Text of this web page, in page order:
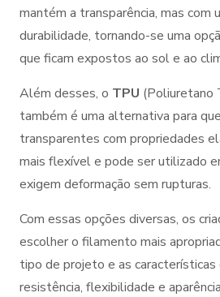
mantém a transparência, mas com
durabilidade, tornando-se uma
que ficam expostos ao sol e ao
Além desses, o TPU (Poliuretano
também é uma alternativa para
transparentes com propriedades
mais flexível e pode ser utilizado
exigem deformação sem rupturas.
Com essas opções diversas, os
escolher o filamento mais
tipo de projeto e as características
resistência, flexibilidade e